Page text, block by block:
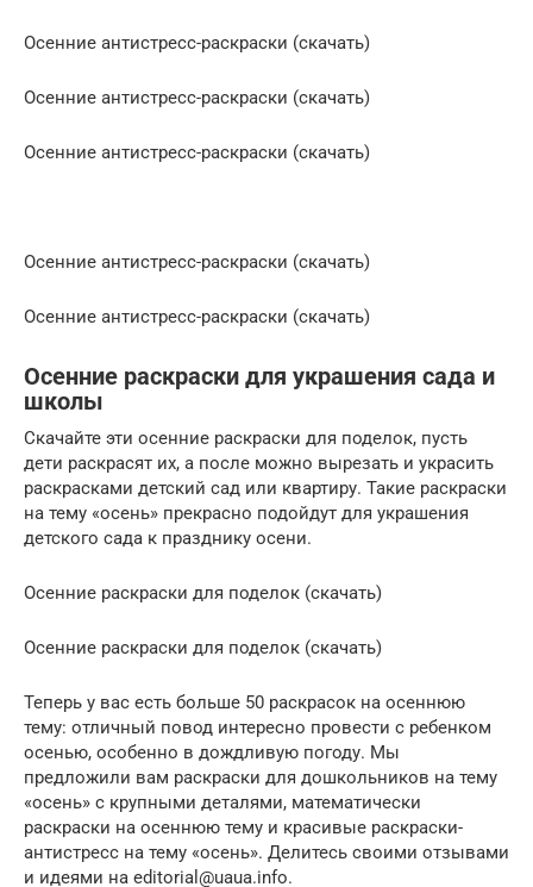
Осенние антистресс-раскраски (скачать)
Осенние антистресс-раскраски (скачать)
Осенние антистресс-раскраски (скачать)
Осенние антистресс-раскраски (скачать)
Осенние антистресс-раскраски (скачать)
Осенние раскраски для украшения сада и
школы
Скачайте эти осенние раскраски для поделок, пусть
дети раскрасят их, а после можно вырезать и украсить
раскрасками детский сад или квартиру. Такие раскраски
на тему «осень» прекрасно подойдут для украшения
детского сада к празднику осени.
Осенние раскраски для поделок (скачать)
Осенние раскраски для поделок (скачать)
Теперь у вас есть больше 50 раскрасок на осеннюю
тему: отличный повод интересно провести с ребенком
осенью, особенно в дождливую погоду. Мы
предложили вам раскраски для дошкольников на тему
«осень» с крупными деталями, математически
раскраски на осеннюю тему и красивые раскраски-
антистресс на тему «осень». Делитесь своими отзывами
и идеями на editorial@uaua.info.